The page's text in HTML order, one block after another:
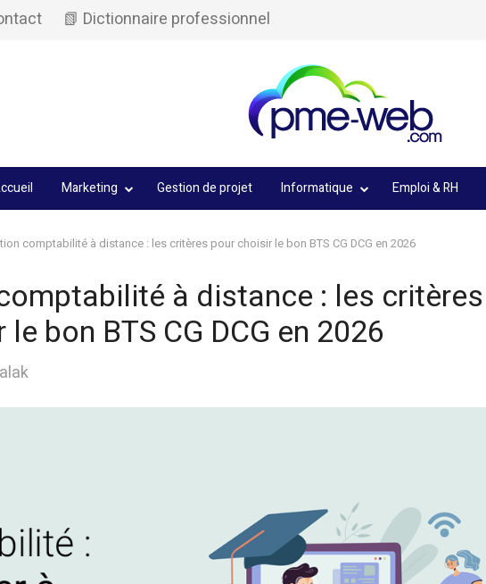
📗 Dictionnaire professionnel
Marketing Gestion de projet Informatique Emploi & RH
comptabilité à distance : les critères pour choisir le bon BTS CG DCG en 2026
à distance : les critères
bon BTS CG DCG en 2026